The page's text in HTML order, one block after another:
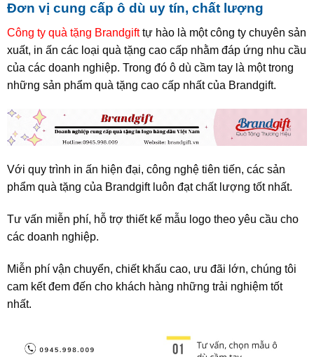
Đơn vị cung cấp ô dù uy tín, chất lượng
Công ty quà tặng Brandgift tự hào là một công ty chuyên sản
xuất, in ấn các loại quà tặng cao cấp nhằm đáp ứng nhu cầu
của các doanh nghiệp. Trong đó ô dù cầm tay là một trong
những sản phẩm quà tặng cao cấp nhất của Brandgift.
Với quy trình in ấn hiện đại, công nghệ tiên tiến, các sản
phẩm quà tặng của Brandgift luôn đạt chất lượng tốt nhất.
Tư vấn miễn phí, hỗ trợ thiết kế mẫu logo theo yêu cầu cho
các doanh nghiệp.
Miễn phí vận chuyển, chiết khấu cao, ưu đãi lớn, chúng tôi
cam kết đem đến cho khách hàng những trải nghiệm tốt
nhất.